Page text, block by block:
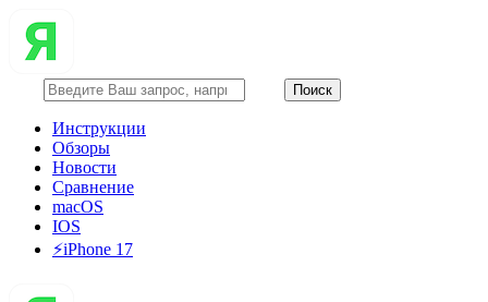
Инструкции
Обзоры
Новости
Сравнение
macOS
IOS
⚡️iPhone 17